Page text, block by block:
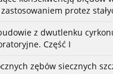
protez
z dwutlenku
Część I
zębów siecznych